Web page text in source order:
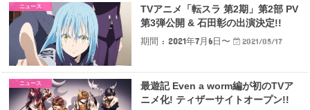
ニュース
TVアニメ「転スラ 第2期」第2部 PV
第3弾公開 & 石田彰の出演決定!!
期間 : 2021年7月6日〜
2021/05/17
ニュース
最遊記 Even a worm編が初のTVア
ニメ化! ティザーサイトオープン!!